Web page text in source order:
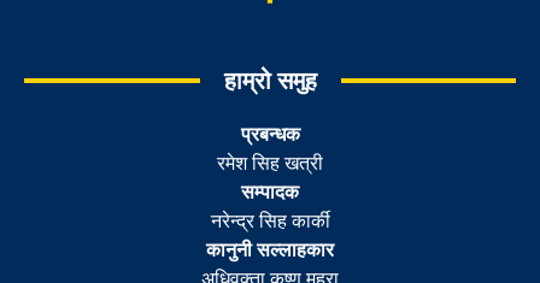
हाम्रो समुह
प्रबन्धक
रमेश सिह खत्री
सम्पादक
नरेन्द्र सिह कार्की
कानुनी सल्लाहकार
अधिवक्ता कृष्ण महरा